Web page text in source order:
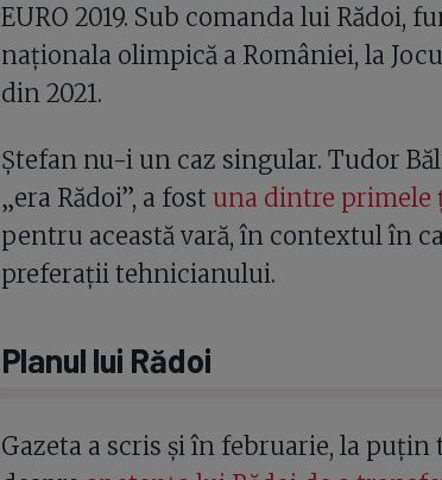
EURO 2019. Sub comanda lui Rădoi,
naționala olimpică a României, la
din 2021.
Ștefan nu-i un caz singular. Tudor
„era Rădoi”, a fost una dintre primele
pentru această vară, în contextul în
preferații tehnicianului.
Planul lui Rădoi
Gazeta a scris și în februarie, la